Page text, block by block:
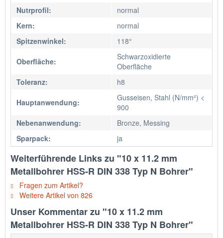
Nutrprofil:
normal
Kern:
normal
Spitzenwinkel:
118°
Oberfläche:
Schwarzoxidierte
Oberfläche
Toleranz:
h8
Hauptanwendung:
Gusseisen, Stahl (N/mm²) <
900
Nebenanwendung:
Bronze, Messing
Sparpack:
ja
Weiterführende Links zu "10 x 11.2 mm
Metallbohrer HSS-R DIN 338 Typ N Bohrer"
Fragen zum Artikel?
Weitere Artikel von 826
Unser Kommentar zu "10 x 11.2 mm
Metallbohrer HSS-R DIN 338 Typ N Bohrer"